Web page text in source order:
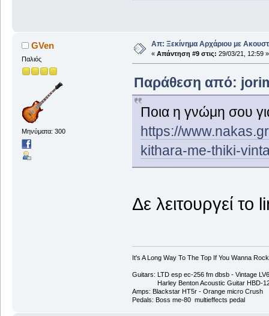
GVen
Παλιός
Μηνύματα: 300
Απ: Ξεκίνημα Αρχάριου με
« Απάντηση #9 στις: 29/03/21, 12:59 »
Παράθεση από:
Ποια η γνώμη σου
https://
kithara-me-thiki-
Δε λειτουργεί το
It's A Long Way To The Top If You Wanna
Guitars: LTD esp ec-256 fm dbsb - Vintage
Harley Benton Acoustic Guitar HBD-
Amps: Blackstar HT5r - Orange micro Crush
Pedals: Boss me-80 multieffects pedal